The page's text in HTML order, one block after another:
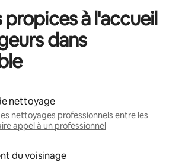
à l'accueil
dans
nettoyage
nettoyages professionnels entre les
appel à un professionnel
du voisinage